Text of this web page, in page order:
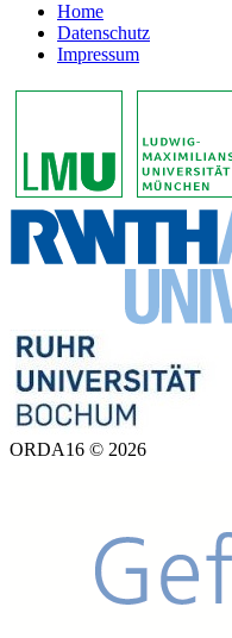
Home
Datenschutz
Impressum
ORDA16 © 2026